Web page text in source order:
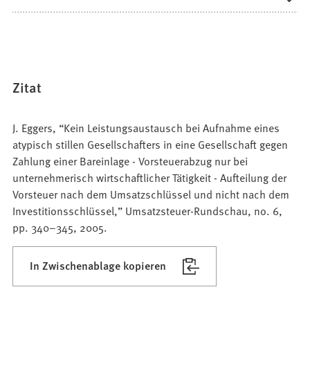
Zitat
J. Eggers, “Kein Leistungsaustausch bei Aufnahme eines
atypisch stillen Gesellschafters in eine Gesellschaft gegen
Zahlung einer Bareinlage - Vorsteuerabzug nur bei
unternehmerisch wirtschaftlicher Tätigkeit - Aufteilung der
Vorsteuer nach dem Umsatzschlüssel und nicht nach dem
Investitionsschlüssel,” Umsatzsteuer-Rundschau, no. 6,
pp. 340–345, 2005.
In Zwischenablage kopieren